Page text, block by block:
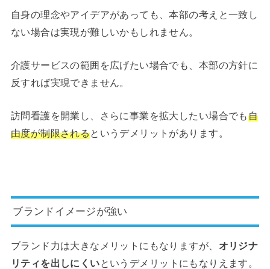
自身の理念やアイデアがあっても、本部の考えと一致し
ない場合は実現が難しいかもしれません。
介護サービスの範囲を広げたい場合でも、本部の方針に
反すれば実現できません。
訪問看護を開業し、さらに事業を拡大したい場合でも自
由度が制限されるというデメリットがあります。
ブランドイメージが強い
ブランド力は大きなメリットにもなりますが、 オリジナ
リティを出しにくいというデメリットにもなりえます。